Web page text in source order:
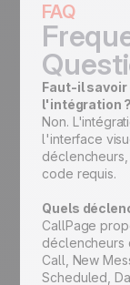
FAQ
Faut-il savoir
l'intégration ?
Non.
l'interface
code requis.
Quels
CallPage
déclencheurs
Call, New
Scheduled,